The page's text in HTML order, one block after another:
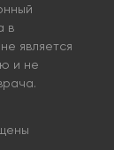
в
является
и не